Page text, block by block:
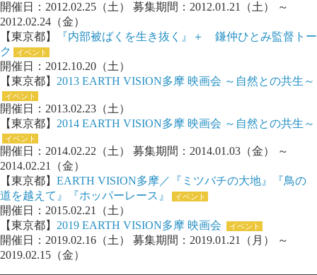
開催日：2012.02.25（土） 募集期間：2012.01.21（土） ～
2012.02.24（金）
【東京都】
『内部被ばくを生き抜く』＋ 鎌仲ひとみ監督トー
ク
イベント
開催日：2012.10.20（土）
【東京都】 2013 EARTH VISION多摩 映画会 ～自然との共生～
イベント
開催日：2013.02.23（土）
【東京都】 2014 EARTH VISION多摩 映画会 ～自然との共生～
イベント
開催日：2014.02.22（土） 募集期間：2014.01.03（金） ～
2014.02.21（金）
【東京都】 EARTH VISION多摩／『ミツバチの大地』『鳥の
道を越えて』『ホッパーレース』
イベント
開催日：2015.02.21（土）
【東京都】 2019 EARTH VISION多摩 映画会 イベント
開催日：2019.02.16（土） 募集期間：2019.01.21（月） ～
2019.02.15（金）